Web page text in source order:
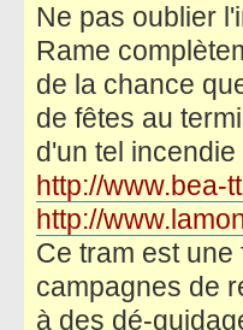
Ne pas oublier
Rame
de la chance
de fêtes au
d'un tel
http://www.bea-
http://
Ce tram est
campagnes de
à des dé-